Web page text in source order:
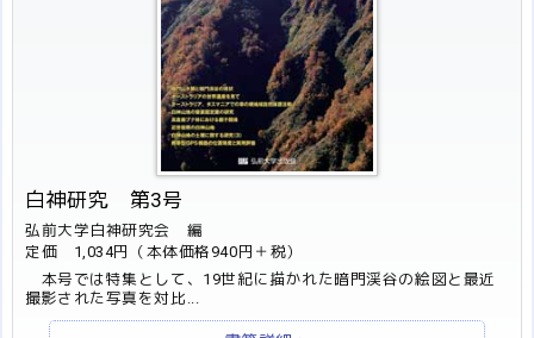
白神研究 第3号
弘前大学白神研究会 編
定価 1,034円（本体価格940円＋税）
本号では特集として、19世紀に描かれた暗門渓谷の絵図と最近
撮影された写真を対比...